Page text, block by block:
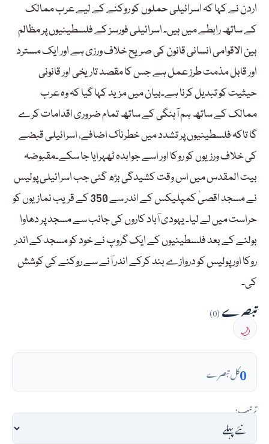
اردن نے کہا کہ اسرائیلی حملوں کو روکنے کے لیے عرب ممالک
کے ساتھ رابطے میں ہیں۔ اسرائیلی فورسز کے فلسطینیوں پر مظالم
بین الاقوامی انسانی قانون کی صریح خلاف ورزی ہے اور ایک مسترد
اور قابل مذمت طرز عمل ہے جس کا مقصد تاریخی اور قانونی
حیثیت کو تبدیل کرنا ہے۔بیان میں مزید کہا گیا کہ وہ عرب
ممالک کے ساتھ ہم آہنگی کے ساتھ تمام ضروری اقدامات کرے
گا تاکہ فلسطینیوں پر تشدد میں خطرناک اضافے، اسرائیلی قبضے
کی خلاف ورزیوں کو روکا اور اسے جوابدہ ٹھہرایا جا سکے۔مقبوضہ
بیت المقدس میں اس وقت کشیدگی بڑھ گئی جب اسرائیلی پولیس
نے مسجد اقصیٰ کمپلیکس کے اندر سے 350 کے قریب نمازیوں کو
حراست میں لے لیا۔ یہودی آباد کاروں کی جانب سے مسجد پر دھاوا
بولنے کے بعد فلسطینیوں کے ایک گروپ نے خود کو مسجد کے اندر
روکا اور پولیس کو دروازے بند کرکے اندر آنے سے روکنے کی کوشش
کی۔
تبصرے(0)
🌙
0کل تبصرے
ترتیب: